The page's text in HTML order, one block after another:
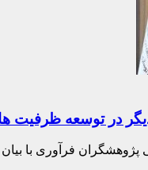
در توسعه ظرفیت
پژوهشگران فرآوری با